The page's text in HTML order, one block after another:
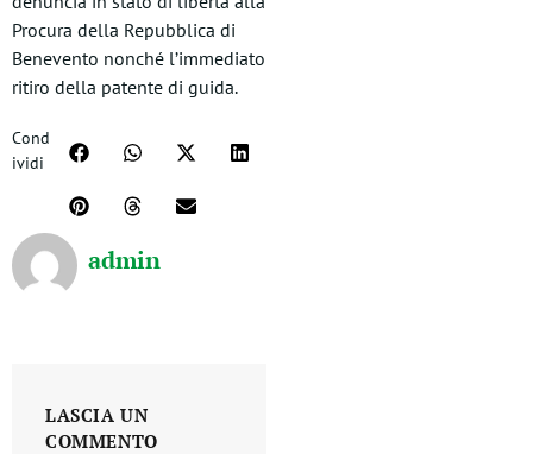
Procura della Repubblica di
Benevento nonché l’immediato
ritiro della patente di guida.
Cond
ividi
admin
LASCIA UN
COMMENTO